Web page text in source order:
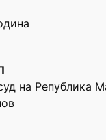
на Република